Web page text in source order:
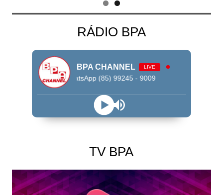
RÁDIO BPA
BPA CHANNEL LIVE
WhatsApp (85) 99245 - 9009
TV BPA